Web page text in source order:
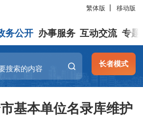
繁体版 移动版
务公开 办事服务 互动交流 专题
长者模式
基本单位名录库维护